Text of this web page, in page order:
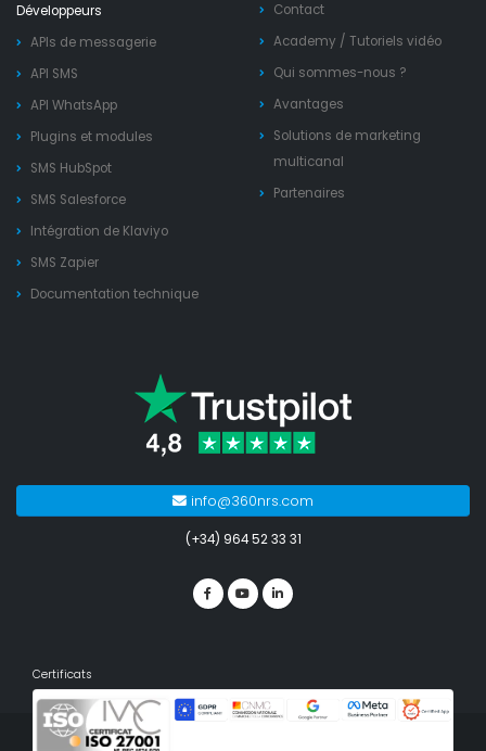
Développeurs
APIs de messagerie
API SMS
API WhatsApp
Plugins et modules
SMS HubSpot
SMS Salesforce
Intégration de Klaviyo
SMS Zapier
Documentation technique
Contact
Academy / Tutoriels vidéo
Qui sommes-nous ?
Avantages
Solutions de marketing
multicanal
Partenaires
info@360nrs.com
(+34) 964 52 33 31
Certificats